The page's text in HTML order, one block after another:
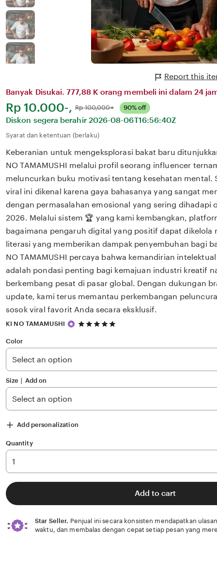
Report this
Banyak Disukai. 777,88 K orang membeli ini dalam 24
Harga:
Rp 10.000-, Normal:
Rp 100,000+ 90% off
Diskon segera berahir 2026-08-06T16:56:40Z
Syarat dan ketentuan (berlaku)
Keberanian untuk mengeksplorasi bakat baru
NO TAMAMUSHI melalui profil seorang influencer
meluncurkan buku motivasi tentang kesehatan mental.
viral ini dikenal karena gaya bahasanya yang sangat
dengan permasalahan emosional yang sering dihadapi
2026. Melalui sistem 🏆 yang kami kembangkan,
bagaimana pengaruh digital yang positif dapat dikelola
literasi yang memberikan dampak penyembuhan bagi
NO TAMAMUSHI percaya bahwa kemandirian
adalah pondasi penting bagi kemajuan industri kreatif
berkembang pesat di pasar global. Dengan dukungan
update, kami terus memantau perkembangan
sosok viral favorit Anda secara eksklusif.
KI NO TAMAMUSHI
5
5
Color
Size ∣ Add on
Add personalization
Quantity
Add to cart
Star Seller. Penjual ini secara konsisten mendapatkan
waktu, dan membalas dengan cepat setiap pesan yang